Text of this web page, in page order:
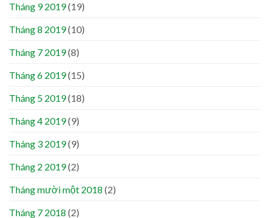
Tháng 9 2019(19)
Tháng 8 2019(10)
Tháng 7 2019(8)
Tháng 6 2019(15)
Tháng 5 2019(18)
Tháng 4 2019(9)
Tháng 3 2019(9)
Tháng 2 2019(2)
Tháng mười một 2018 (2)
Tháng 7 2018 (2)